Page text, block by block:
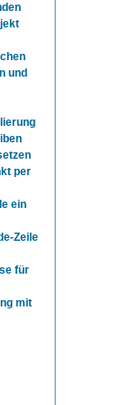
und
per
ein
Zeile
für
mit